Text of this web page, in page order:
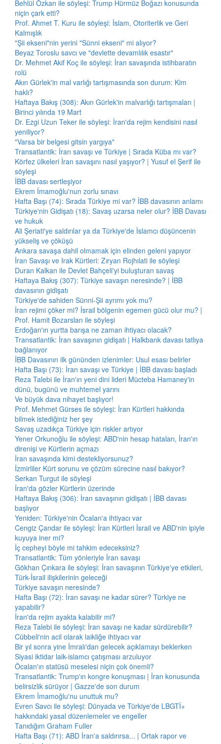
Behlül Özkan ile söyleşi: Trump Hürmüz Boğazı konusunda
niçin çark etti?
Prof. Ahmet T. Kuru ile söyleşi: İslam, Otoriterlik ve Geri
Kalmışlık
"Şii ekseni"nin yerini "Sünni ekseni" mi alıyor?
Beyaz Toroslu savcı ve "devlette devamlılık esastır"
Dr. Mehmet Akif Koç ile söyleşi: İran savaşında istihbaratın
rolü
Akın Gürlek'in mal varlığı tartışmasında son durum: Kim
haklı?
Haftaya Bakış (308): Akın Gürlek'in malvarlığı tartışmaları |
Birinci yılında 19 Mart
Dr. Ezgi Uzun Teker ile söyleşi: İran'da rejim kendisini nasıl
yeniliyor?
"Varsa bir belgesi gitsin yargıya"
Transatlantik: İran savaşı ve Türkiye | Sırada Küba mı var?
Körfez ülkeleri İran savaşını nasıl yaşıyor? | Yusuf el Şerif ile
söyleşi
İBB davası sertleşiyor
Ekrem İmamoğlu'nun zorlu sınavı
Hafta Başı (74): Sırada Türkiye mi var? İBB davasının anlamı
Türkiye'nin Gidişatı (18): Savaş uzarsa neler olur? İBB Davası
ve hukuk
Ali Şeriati'ye saldırılar ya da Türkiye'de İslamcı düşüncenin
yükseliş ve çöküşü
Ankara savaşa dahil olmamak için elinden geleni yapıyor
İran Savaşı ve Irak Kürtleri: Zıryan Rojhılati ile söyleşi
Duran Kalkan ile Devlet Bahçeli'yi buluşturan savaş
Haftaya Bakış (307): Türkiye savaşın neresinde? | İBB
davasının gidişatı
Türkiye'de sahiden Sünni-Şii ayrımı yok mu?
İran rejimi çöker mi? İsrail bölgenin egemen gücü olur mu? |
Prof. Hamit Bozarslan ile söyleşi
Erdoğan'ın yurtta barışa ne zaman ihtiyacı olacak?
Transatlantik: İran savaşının gidişatı | Halkbank davası tatlıya
bağlanıyor
İBB Davasının ilk gününden izlenimler: Usul esası belirler
Hafta Başı (73): İran savaşı ve Türkiye | İBB davası başladı
Reza Talebi ile İran'ın yeni dini lideri Mücteba Hamaney'in
dünü, bugünü ve muhtemel yarını
Ve büyük dava nihayet başlıyor!
Prof. Mehmet Gürses ile söyleşi: İran Kürtleri hakkında
bilmek istediğiniz her şey
Savaş uzadıkça Türkiye için riskler artıyor
Yener Orkunoğlu ile söyleşi: ABD'nin hesap hataları, İran'ın
direnişi ve Kürtlerin açmazı
İran savaşında kimi destekliyorsunuz?
İzmirliler Kürt sorunu ve çözüm sürecine nasıl bakıyor?
Serkan Turgut ile söyleşi
İran'da gözler Kürtlerin üzerinde
Haftaya Bakış (306): İran savaşının gidişatı | İBB davası
başlıyor
Yeniden: Türkiye'nin Öcalan'a ihtiyacı var
Cengiz Çandar ile söyleşi: İran Kürtleri İsrail ve ABD'nin ipiyle
kuyuya iner mi?
İç cepheyi böyle mi tahkim edeceksiniz?
Transatlantik: Tüm yönleriyle İran savaşı
Gökhan Çınkara ile söyleşi: İran savaşının Türkiye'ye etkileri,
Türk-İsrail ilişkilerinin geleceği
Türkiye savaşın neresinde?
Hafta Başı (72): İran savaşı ne kadar sürer? Türkiye ne
yapabilir?
İran'da rejim ayakta kalabilir mi?
Reza Talebi ile söyleşi: İran savaşı ne kadar sürdürebilir?
Cübbeli'nin acil olarak laikliğe ihtiyacı var
Bir yıl sonra yine İmralı'dan gelecek açıklamayı beklerken
Siyasi iktidar laik-islamcı çatışması arzuluyor
Öcalan'ın statüsü meselesi niçin çok önemli?
Transatlantik: Trump'ın kongre konuşması | İran konusunda
belirsizlik sürüyor | Gazze'de son durum
Ekrem İmamoğlu'nu unuttuk mu?
Evren Savcı ile söyleşi: Dünyada ve Türkiye'de LBGTİ+
hakkındaki yasal düzenlemeler ve engeller
Tanıdığım Graham Fuller
Hafta Başı (71): ABD İran'a saldırırsa... | Ortak rapor ve